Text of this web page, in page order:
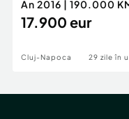
An 2016 | 190.000
Stare Impecabilă
17.900 eur
Cluj-Napoca 29 zile în